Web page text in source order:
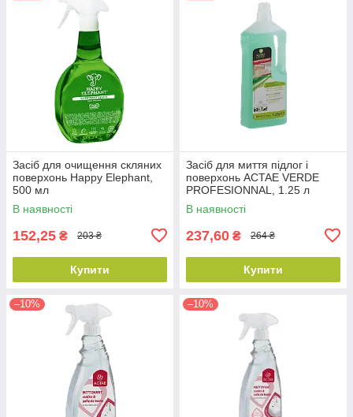
Засіб для очищення скляних
поверхонь Happy Elephant,
500 мл
В наявності
152,25 ₴ 203 ₴
Купити
Засіб для миття підлог і
поверхонь ACTAE VERDE
PROFESIONNAL, 1.25 л
В наявності
237,60 ₴ 264 ₴
Купити
–10% –10%